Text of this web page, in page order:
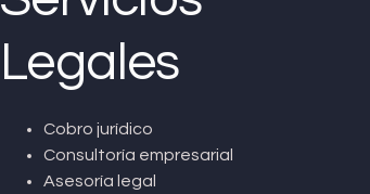
Legales
Cobro jurídico
Consultoría empresarial
Asesoría legal